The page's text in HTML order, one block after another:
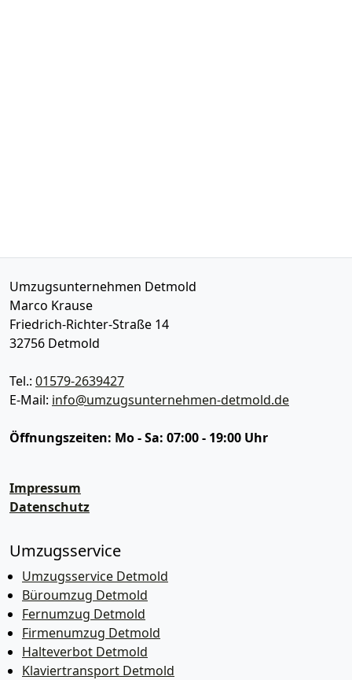
Umzugsunternehmen Detmold
Marco Krause
Friedrich-Richter-Straße 14
32756 Detmold
Tel.: 01579-2639427
E-Mail: info@umzugsunternehmen-detmold.de
Öffnungszeiten: Mo - Sa: 07:00 - 19:00 Uhr
Impressum
Datenschutz
Umzugsservice
Umzugsservice Detmold
Büroumzug Detmold
Fernumzug Detmold
Firmenumzug Detmold
Halteverbot Detmold
Klaviertransport Detmold